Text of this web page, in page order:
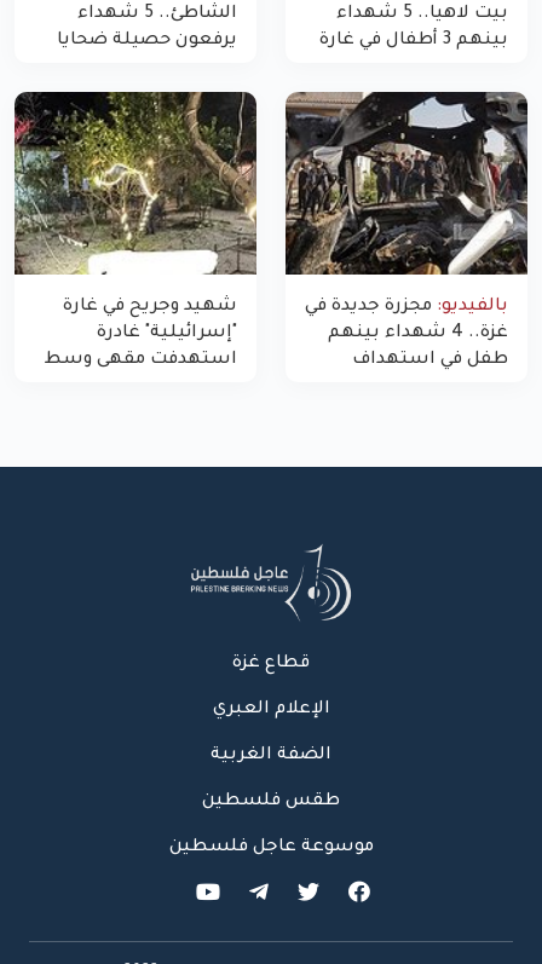
بيت لاهيا.. 5 شهداء
بينهم 3 أطفال في غارة
غزة
الشاطئ.. 5 شهداء
يرفعون حصيلة ضحايا
بالفيديو: مجزرة جديدة في
غزة.. 4 شهداء بينهم
طفل في استهداف
شهيد وجريح في غارة
"إسرائيلية" غادرة
استهدفت مقهى وسط
قطاع غزة
الإعلام العبري
الضفة الغربية
طقس فلسطين
موسوعة عاجل فلسطين